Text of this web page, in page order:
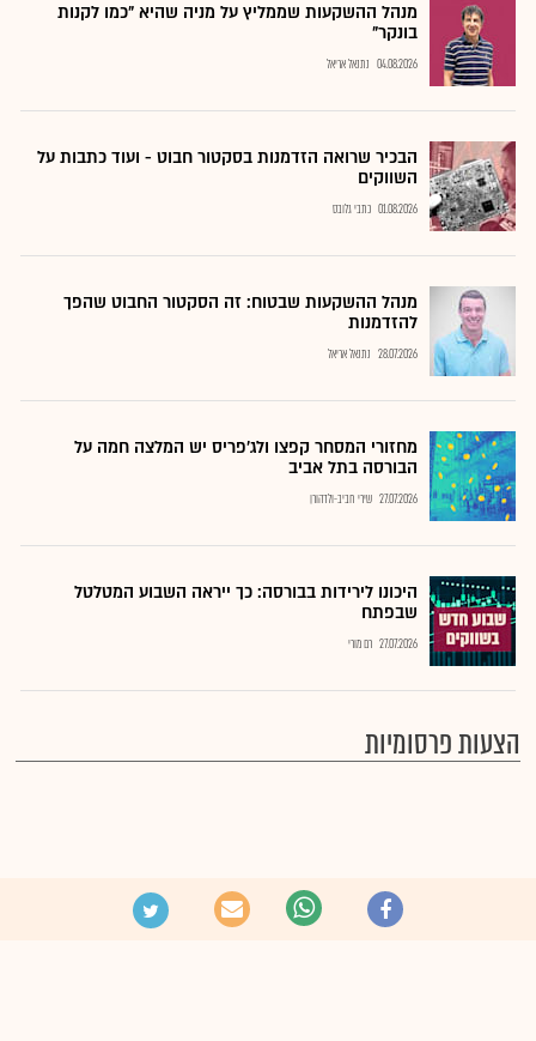
מנהל ההשקעות שממליץ על מניה שהיא "כמו לקנות
בונקר"
04.08.2026 נתנאל אריאל
הבכיר שרואה הזדמנות בסקטור חבוט - ועוד כתבות על
השווקים
01.08.2026 כתבי גלובס
מנהל ההשקעות שבטוח: זה הסקטור החבוט שהפך
להזדמנות
28.07.2026 נתנאל אריאל
מחזורי המסחר קפצו ולג'פריס יש המלצה חמה על
הבורסה בתל אביב
27.07.2026 שירי חביב-ולדהורן
היכונו לירידות בבורסה: כך ייראה השבוע המטלטל
שבפתח
27.07.2026 רם מורי
הצעות פרסומיות